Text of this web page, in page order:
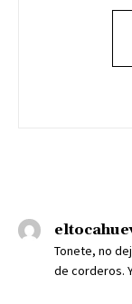
Tonete, no
de corderos.